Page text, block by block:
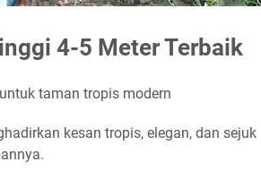
4-5 Meter Terbaik
taman tropis modern
kesan tropis, elegan, dan sejuk